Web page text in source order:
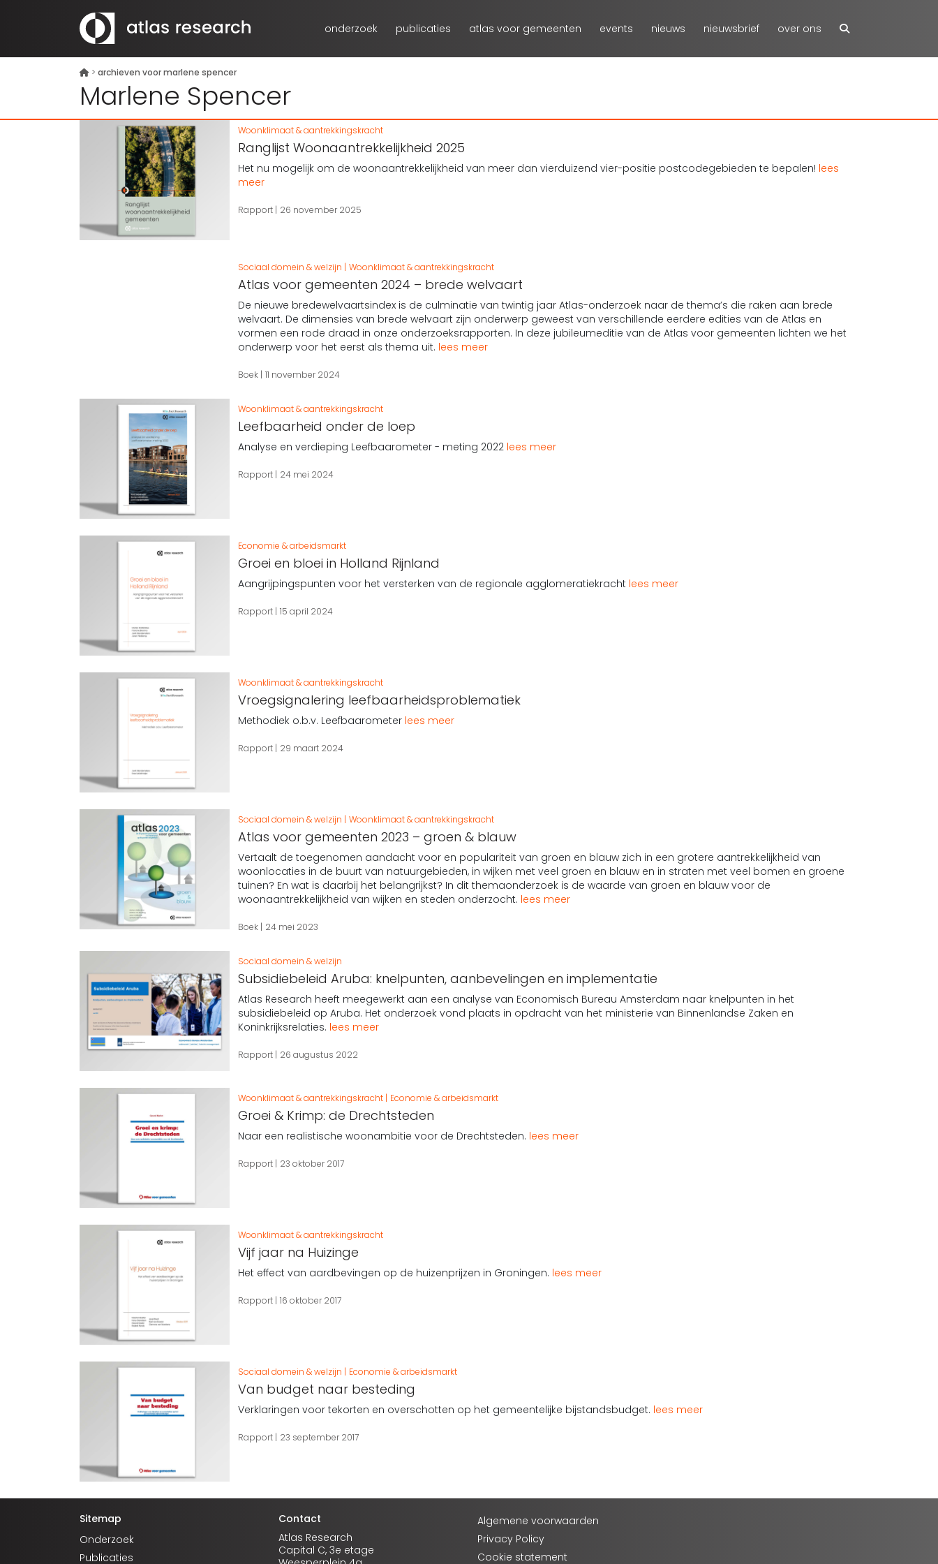
onderzoek publicaties atlas voor gemeenten events nieuws nieuwsbrief over ons
> archieven voor marlene spencer
Marlene Spencer
Woonklimaat & aantrekkingskracht
Ranglijst Woonaantrekkelijkheid 2025
Het nu mogelijk om de woonaantrekkelijkheid van meer dan vierduizend vier-positie postcodegebieden te bepalen! lees
meer
Rapport 26 november 2025
Sociaal domein & welzijn Woonklimaat & aantrekkingskracht
Atlas voor gemeenten 2024 – brede welvaart
De nieuwe bredewelvaartsindex is de culminatie van twintig jaar Atlas-onderzoek naar de thema’s die raken aan brede
welvaart. De dimensies van brede welvaart zijn onderwerp geweest van verschillende eerdere edities van de Atlas en
vormen een rode draad in onze onderzoeksrapporten. In deze jubileumeditie van de Atlas voor gemeenten lichten we het
onderwerp voor het eerst als thema uit. lees meer
Boek 11 november 2024
Woonklimaat & aantrekkingskracht
Leefbaarheid onder de loep
Analyse en verdieping Leefbaarometer - meting 2022 lees meer
Rapport 24 mei 2024
Economie & arbeidsmarkt
Groei en bloei in Holland Rijnland
Aangrijpingspunten voor het versterken van de regionale agglomeratiekracht lees meer
Rapport 15 april 2024
Woonklimaat & aantrekkingskracht
Vroegsignalering leefbaarheidsproblematiek
Methodiek o.b.v. Leefbaarometer lees meer
Rapport 29 maart 2024
Sociaal domein & welzijn Woonklimaat & aantrekkingskracht
Atlas voor gemeenten 2023 – groen & blauw
Vertaalt de toegenomen aandacht voor en populariteit van groen en blauw zich in een grotere aantrekkelijkheid van
woonlocaties in de buurt van natuurgebieden, in wijken met veel groen en blauw en in straten met veel bomen en groene
tuinen? En wat is daarbij het belangrijkst? In dit themaonderzoek is de waarde van groen en blauw voor de
woonaantrekkelijkheid van wijken en steden onderzocht. lees meer
Boek 24 mei 2023
Sociaal domein & welzijn
Subsidiebeleid Aruba: knelpunten, aanbevelingen en implementatie
Atlas Research heeft meegewerkt aan een analyse van Economisch Bureau Amsterdam naar knelpunten in het
subsidiebeleid op Aruba. Het onderzoek vond plaats in opdracht van het ministerie van Binnenlandse Zaken en
Koninkrijksrelaties. lees meer
Rapport 26 augustus 2022
Woonklimaat & aantrekkingskracht Economie & arbeidsmarkt
Groei & Krimp: de Drechtsteden
Naar een realistische woonambitie voor de Drechtsteden. lees meer
Rapport 23 oktober 2017
Woonklimaat & aantrekkingskracht
Vijf jaar na Huizinge
Het effect van aardbevingen op de huizenprijzen in Groningen. lees meer
Rapport 16 oktober 2017
Sociaal domein & welzijn Economie & arbeidsmarkt
Van budget naar besteding
Verklaringen voor tekorten en overschotten op het gemeentelijke bijstandsbudget. lees meer
Rapport 23 september 2017
Sitemap
Onderzoek
Publicaties
Contact
Atlas Research
Capital C, 3e etage
Algemene voorwaarden
Privacy Policy
Cookie statement